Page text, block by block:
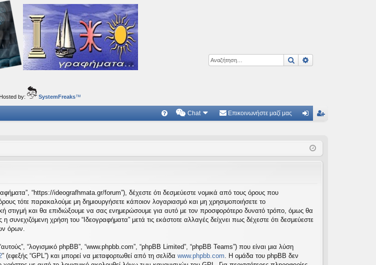
Αναζήτηση
Hosted by: SystemFreaks™
Γ
ωτ
ήσ
εις
Chat Επικοινωνήστε μαζί μας
ρα
“https://ideografhmata.gr/forum”), δέχεστε ότι δεσμεύεστε νομικά από τους όρους που
τότε παρακαλούμε μη δημιουργήσετε κάποιον λογαριασμό και μη χρησιμοποιήσετε το
στιγμή και θα επιδιώξουμε να σας ενημερώσουμε για αυτό με τον προσφορότερο δυνατό τρόπο, όμως θα
χρήση του “Ιδεογραφήματα” μετά τις εκάστοτε αλλαγές δείχνει πως δέχεστε ότι δεσμεύεστε
όρων.
“λογισμικό phpBB”, “www.phpbb.com”, “phpBB Limited”, “phpBB Teams”) που είναι μια λύση
” (εφεξής “GPL”) και μπορεί να μεταφορτωθεί από τη σελίδα www.phpbb.com . Η ομάδα του phpBB δεν